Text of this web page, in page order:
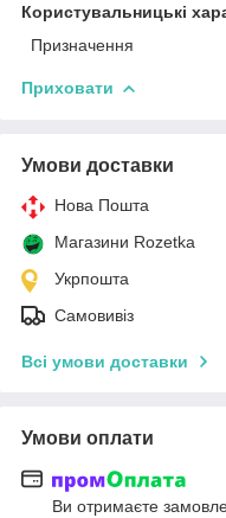
Користувальницькі
Призначення
Приховати
Умови доставки
Нова Пошта
Магазини Rozetka
Укрпошта
Самовивіз
Всі умови доставки
Умови оплати
Ви отримаєте